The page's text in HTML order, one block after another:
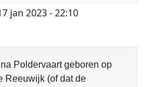
jan 2023 - 22:10
Poldervaart geboren op
Reeuwijk (of dat de